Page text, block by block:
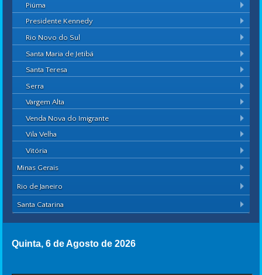
Piúma
Presidente Kennedy
Rio Novo do Sul
Santa Maria de Jetibá
Santa Teresa
Serra
Vargem Alta
Venda Nova do Imigrante
Vila Velha
Vitória
Minas Gerais
Rio de Janeiro
Santa Catarina
Quinta, 6 de Agosto de 2026